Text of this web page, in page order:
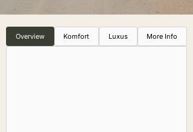
Overview Komfort Luxus More Info